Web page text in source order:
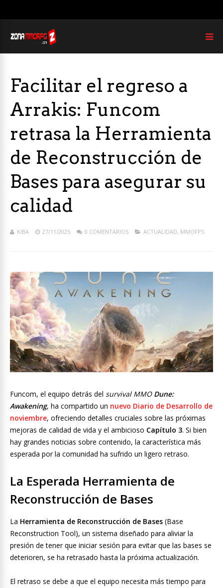
Facilitar el regreso a
Arrakis: Funcom
retrasa la Herramienta
de Reconstrucción de
Bases para asegurar su
calidad
KIBA 27/11/2025 0 COMENTARIOS ACTUALIDAD, MMOFPS
Funcom, el equipo detrás del survival MMO Dune:
Awakening, ha compartido un nuevo Diario de Desarrollo de
noviembre, ofreciendo detalles cruciales sobre las próximas
mejoras de calidad de vida y el ambicioso Capítulo 3. Si bien
hay grandes noticias sobre contenido, la característica más
esperada por la comunidad ha sufrido un ligero retraso.
La Esperada Herramienta de
Reconstrucción de Bases
La Herramienta de Reconstrucción de Bases (Base
Reconstruction Tool), un sistema diseñado para aliviar la
presión de tener que iniciar sesión para evitar que las bases se
deterioren, se ha retrasado hasta la próxima actualización.
El retraso se debe a que el equipo necesita más tiempo para